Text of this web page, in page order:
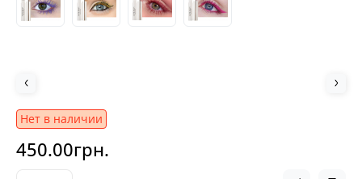
Нет в наличии
450.00грн.